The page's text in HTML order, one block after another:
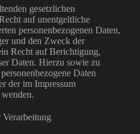
gesetzlichen
auf unentgeltliche
personenbezogenen Daten,
und den Zweck der
Recht auf Berichtigung,
Daten. Hierzu sowie zu
Daten
der im Impressum
wenden.